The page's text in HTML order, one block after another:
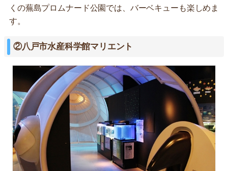
くの蕪島プロムナード公園では、バーベキューも楽しめま
す。
②八戸市水産科学館マリエント